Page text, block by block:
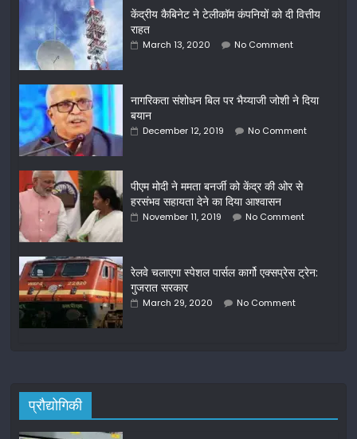
केंद्रीय कैबिनेट ने टेलीकॉम कंपनियों को दी वित्तीय
राहत
March 13, 2020 No Comment
नागरिकता संशोधन बिल पर भैय्याजी जोशी ने दिया
बयान
December 12, 2019 No Comment
पीएम मोदी ने ममता बनर्जी को केंद्र की ओर से
हरसंभव सहायता देने का दिया आश्वासन
November 11, 2019 No Comment
रेलवे चलाएगा स्पेशल पार्सल कार्गो एक्सप्रेस ट्रेन:
गुजरात सरकार
March 29, 2020 No Comment
प्रौद्योगिकी